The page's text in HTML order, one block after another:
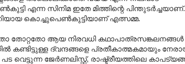
എന്ന സിനിമ ഇതേ മിത്തിന്റെ പിന്തുടർച്ചയാണ്.
കൊച്ചുപെൺകുട്ടിയാണ് എത്സമ്മ.
ആയ നിരവധി കഥാപാത്രസങ്കലനങ്ങൾ
കണ്ടിട്ടുള്ള ദ്വന്ദങ്ങളെ പ്രതീകാത്മകമായും
വെട്ടുന്ന ജേർണലിസ്റ്റ്, രാഷ്ട്രീയത്തിലെ